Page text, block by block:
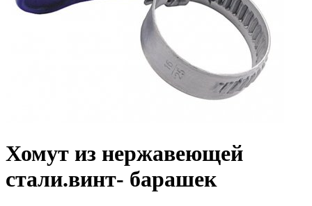
Хомут из нержавеющей
стали.винт- барашек